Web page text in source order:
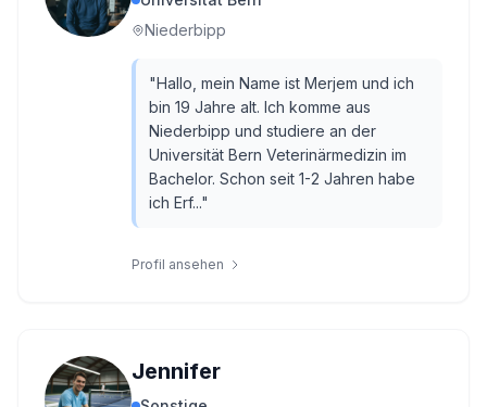
Niederbipp
"Hallo, mein Name ist Merjem und ich
bin 19 Jahre alt. Ich komme aus
Niederbipp und studiere an der
Universität Bern Veterinärmedizin im
Bachelor. Schon seit 1-2 Jahren habe
ich Erf..."
Profil ansehen
Jennifer